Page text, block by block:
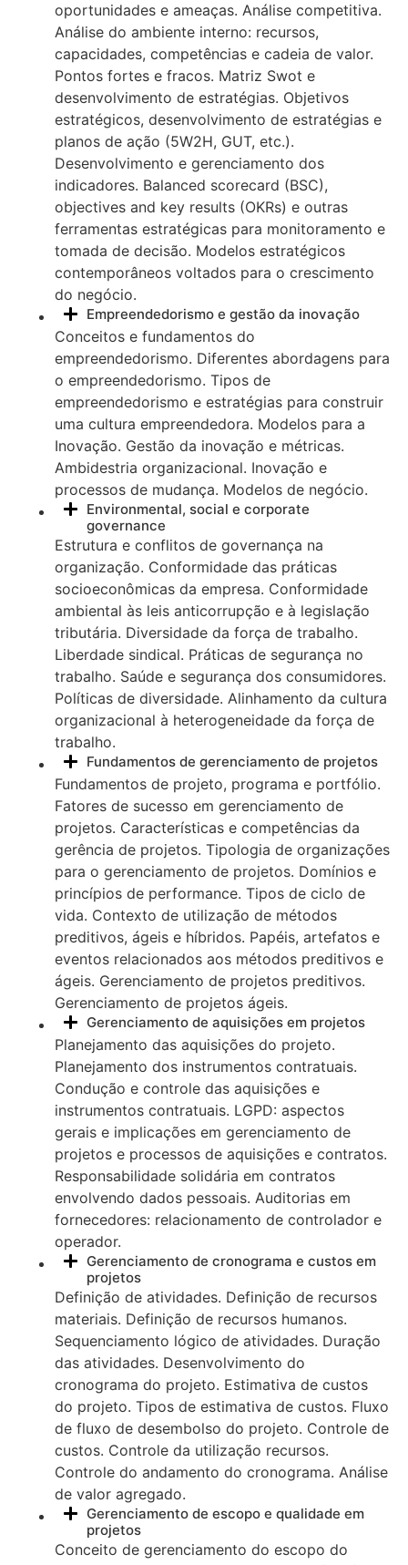
oportunidades e ameaças. Análise competitiva.
Análise do ambiente interno: recursos,
capacidades, competências e cadeia de valor.
Pontos fortes e fracos. Matriz Swot e
desenvolvimento de estratégias. Objetivos
estratégicos, desenvolvimento de estratégias e
planos de ação (5W2H, GUT, etc.).
Desenvolvimento e gerenciamento dos
indicadores. Balanced scorecard (BSC),
objectives and key results (OKRs) e outras
ferramentas estratégicas para monitoramento e
tomada de decisão. Modelos estratégicos
contemporâneos voltados para o crescimento
do negócio.
Empreendedorismo e gestão da inovação
Conceitos e fundamentos do
empreendedorismo. Diferentes abordagens para
o empreendedorismo. Tipos de
empreendedorismo e estratégias para construir
uma cultura empreendedora. Modelos para a
Inovação. Gestão da inovação e métricas.
Ambidestria organizacional. Inovação e
processos de mudança. Modelos de negócio.
Environmental, social e corporate
governance
Estrutura e conflitos de governança na
organização. Conformidade das práticas
socioeconômicas da empresa. Conformidade
ambiental às leis anticorrupção e à legislação
tributária. Diversidade da força de trabalho.
Liberdade sindical. Práticas de segurança no
trabalho. Saúde e segurança dos consumidores.
Políticas de diversidade. Alinhamento da cultura
organizacional à heterogeneidade da força de
trabalho.
Fundamentos de gerenciamento de projetos
Fundamentos de projeto, programa e portfólio.
Fatores de sucesso em gerenciamento de
projetos. Características e competências da
gerência de projetos. Tipologia de organizações
para o gerenciamento de projetos. Domínios e
princípios de performance. Tipos de ciclo de
vida. Contexto de utilização de métodos
preditivos, ágeis e híbridos. Papéis, artefatos e
eventos relacionados aos métodos preditivos e
ágeis. Gerenciamento de projetos preditivos.
Gerenciamento de projetos ágeis.
Gerenciamento de aquisições em projetos
Planejamento das aquisições do projeto.
Planejamento dos instrumentos contratuais.
Condução e controle das aquisições e
instrumentos contratuais. LGPD: aspectos
gerais e implicações em gerenciamento de
projetos e processos de aquisições e contratos.
Responsabilidade solidária em contratos
envolvendo dados pessoais. Auditorias em
fornecedores: relacionamento de controlador e
operador.
Gerenciamento de cronograma e custos em
projetos
Definição de atividades. Definição de recursos
materiais. Definição de recursos humanos.
Sequenciamento lógico de atividades. Duração
das atividades. Desenvolvimento do
cronograma do projeto. Estimativa de custos
do projeto. Tipos de estimativa de custos. Fluxo
de fluxo de desembolso do projeto. Controle de
custos. Controle da utilização recursos.
Controle do andamento do cronograma. Análise
de valor agregado.
Gerenciamento de escopo e qualidade em
projetos
Conceito de gerenciamento do escopo do